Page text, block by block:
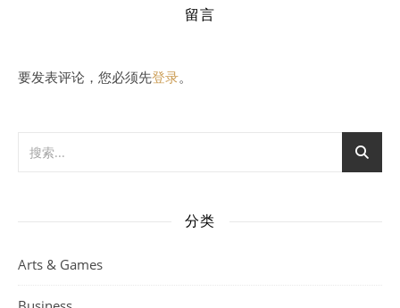
留言
要发表评论，您必须先登录。
分类
Arts & Games